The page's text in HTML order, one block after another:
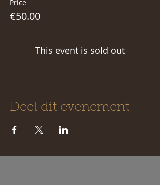
Price
€50.00
This event is sold out
Deel dit evenement